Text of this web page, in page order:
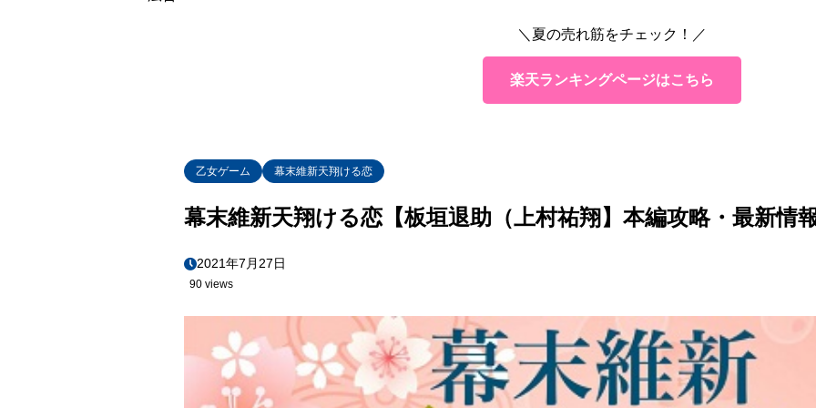
＼夏の売れ筋をチェック！／
楽天ランキングページはこちら
乙女ゲーム 幕末維新天翔ける恋
幕末維新天翔ける恋【板垣退助（上村祐翔】本編攻略・最新情
2021年7月27日
90 views